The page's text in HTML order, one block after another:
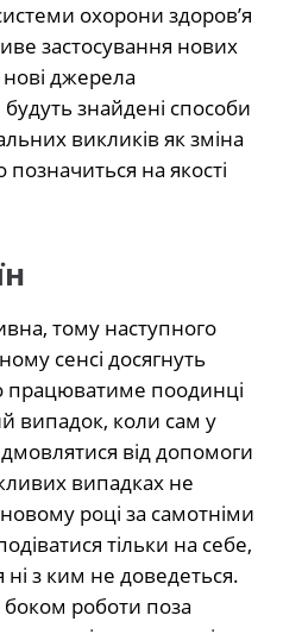
охорони здоров’я
застосування нових
нові джерела
будуть знайдені способи
викликів як зміна
позначиться на якості
тому наступного
сенсі досягнуть
працюватиме поодинці
випадок, коли сам у
від допомоги
випадках не
році за самотніми
тільки на себе,
ні з ким не доведеться.
роботи поза